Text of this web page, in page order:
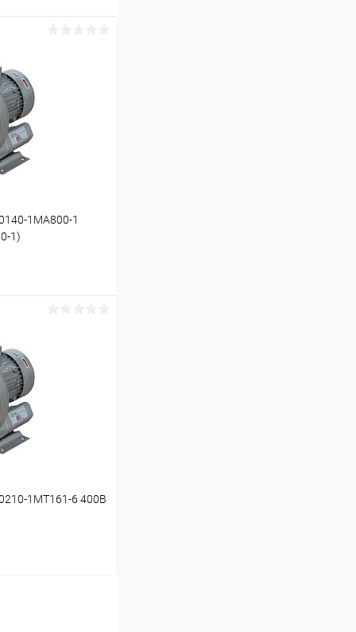
1MA800-1
1)
В наличии
1MT161-6 400В